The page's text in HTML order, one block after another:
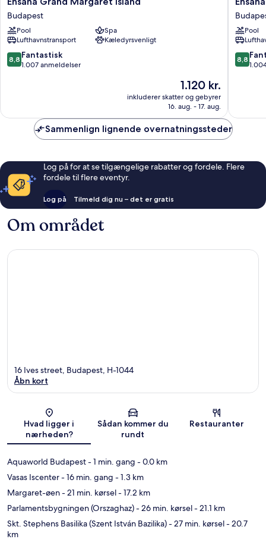
Grand
Margaret
Island
Budapest
Budapest
Pool
Spa
Lufthavnstransport
Kæledyrsvenligt
8.8
ud
anmeldelser
8,8 Fantastisk
1.007 anmeldelser
Prisen
er
1.120 kr.
1.120 kr.
inkluderer skatter og gebyrer
16. aug. - 17. aug.
Thermal
Island
Pool
8.8
ud
8,8
Sammenlign lignende overnatningssteder
Log på for at se tilgængelige rabatter og fordele. Flere
fordele til flere eventyr.
Log på Tilmeld dig nu – det er gratis
Om området
Kort
16 Ives street, Budapest, H-1044
Åbn kort
Hvad ligger i
nærheden?
Sådan kommer du
rundt
Restauranter
Aquaworld Budapest- 1 min. gang - 0.0 km
Vasas Iscenter- 16 min. gang - 1.3 km
Margaret-øen- 21 min. kørsel- 17.2 km
Parlamentsbygningen (Orszaghaz)- 26 min. kørsel- 21.1 km
Skt. Stephens Basilika (Szent István Bazilika)- 27 min. kørsel- 20.7
km